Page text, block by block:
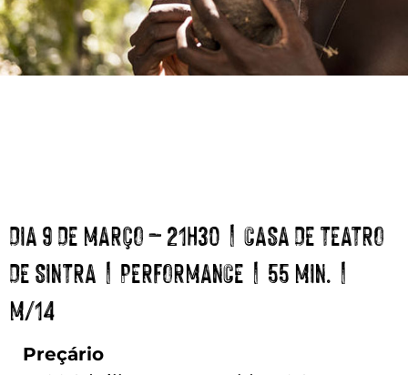
DIA 9 DE MARÇO – 21H30 | CASA DE TEATRO
DE SINTRA | PERFORMANCE | 55 MIN. |
M/14
Preçário